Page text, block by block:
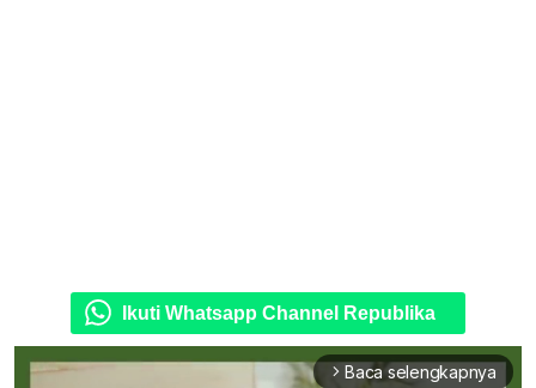
Ikuti Whatsapp Channel Republika
arrow_forward_ios Baca selengkapnya